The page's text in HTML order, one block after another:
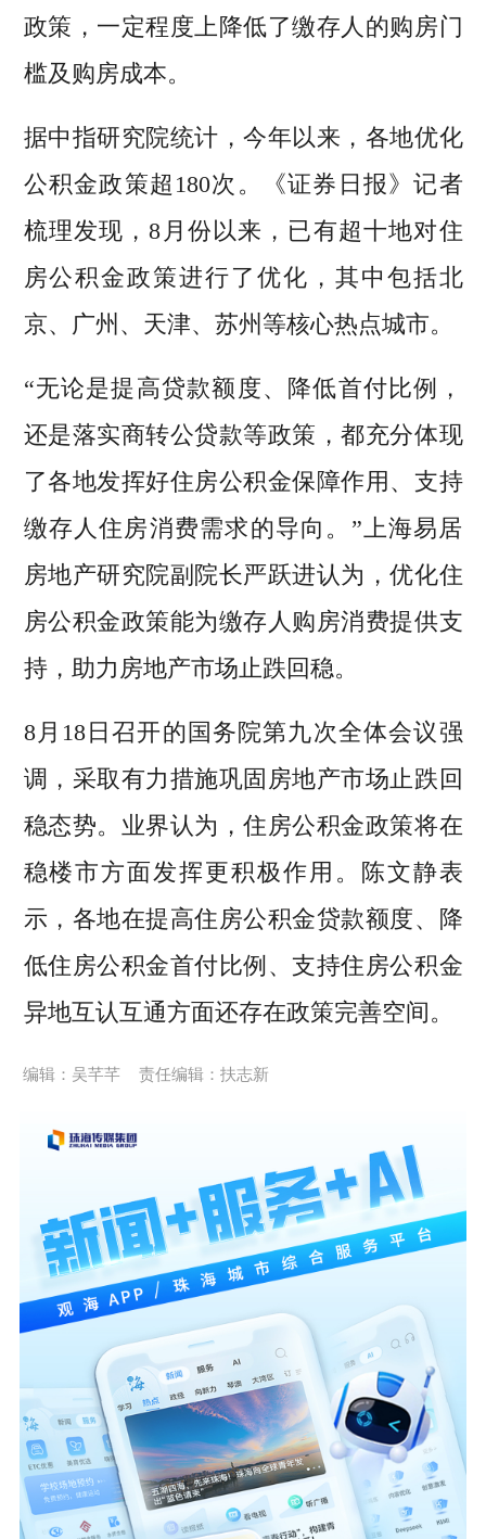
政策，一定程度上降低了缴存人的购房门
槛及购房成本。
据中指研究院统计，今年以来，各地优化
公积金政策超180次。《证券日报》记者
梳理发现，8月份以来，已有超十地对住
房公积金政策进行了优化，其中包括北
京、广州、天津、苏州等核心热点城市。
“无论是提高贷款额度、降低首付比例，
还是落实商转公贷款等政策，都充分体现
了各地发挥好住房公积金保障作用、支持
缴存人住房消费需求的导向。”上海易居
房地产研究院副院长严跃进认为，优化住
房公积金政策能为缴存人购房消费提供支
持，助力房地产市场止跌回稳。
8月18日召开的国务院第九次全体会议强
调，采取有力措施巩固房地产市场止跌回
稳态势。业界认为，住房公积金政策将在
稳楼市方面发挥更积极作用。陈文静表
示，各地在提高住房公积金贷款额度、降
低住房公积金首付比例、支持住房公积金
异地互认互通方面还存在政策完善空间。
编辑：吴芊芊 责任编辑：扶志新